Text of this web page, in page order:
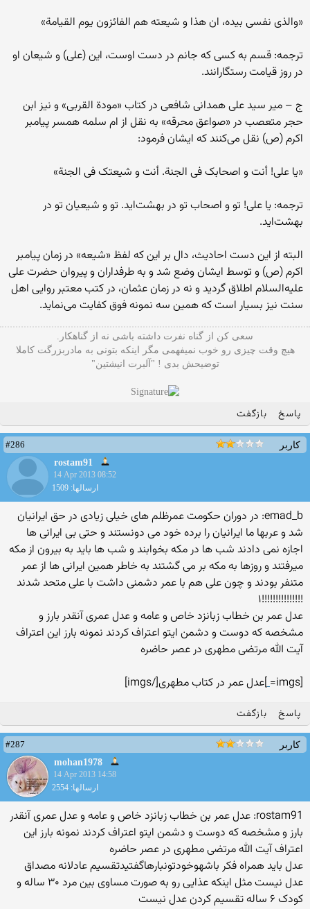
«والذی نفسی بیده، ان هذا و شیعته هم الفائزون یوم القیامة»
ترجمه: قسم به کسی که جانم در دست اوست، این (علی) و شیعان او
در روز قیامت رستگارانند.
ج – میر سید علی همدانی شافعی در کتاب «مودة القربی» و نیز ابن
حجر متعصب در «‌صواعق محرقه» به نقل از ام سلمه همسر پیامبر
اکرم (ص) نقل می‌کنند که ایشان فرمود:
«یا علی! أنت و اصحابک فی الجنة. أنت و شیعتک فی الجنة»
ترجمه: یا علی! تو و اصحاب تو در بهشت‌اید. تو و شیعیان تو در
بهشت‌اید.
البته از این دست احادیث، دال بر این که لفظ «شیعه» در زمان پیامبر
اکرم (ص) و توسط ایشان وضع شد و به طرفداران و پیروان حضرت علی
علیه‌السلام اطلاق گردید و نه در زمان عثمان، در کتب معتبر روایی اهل
سنت نیز بسیار است که همین سه نمونه فوق کفایت می‌نماید.
سعی کن از گناه نفرت داشته باشی نه از گناهکار.
هیچ وقت چیزی رو خوب نمیفهمی مگر اینکه بتونی به مادربزرگت کاملا
توضیحش بدی ! "آلبرت انیشتین"
پاسخ بازگفت
کاربر
#286
rostam91
14 Apr 2013 08:52
ارسالها: 1509
emad_b: در دوران حکومت عمرظلم های خیلی زیادی در حق ایرانیان
شد و عربها ما ایرانیان را برده خود می دونستند و حتی بی ایرانی ها
اجازه نمی دادند شب ها در مکه بخوابند و شب ها باید به بیرون از مکه
میرفتند و روزها به مکه بر می گشتند به خاطر همین ایرانی ها از عمر
متنفر بودند و چون علی هم با عمر دشمنی داشت با علی متحد شدند
!!!!!!!!!!!!!!!۱
عدل عمر بن خطاب زبانزد خاص و عامه و عدل عمری آنقدر بارز و
مشخصه که دوست و دشمن ایتو اعتراف کردند نمونه بارز این اعتراف
آیت الله مرتضی مطهری در عصر حاضره
[imgs=
]عدل عمر در کتاب مطهری[/imgs]
پاسخ بازگفت
کاربر
#287
mohan1978
14 Apr 2013 14:58
ارسالها: 2554
rostam91: عدل عمر بن خطاب زبانزد خاص و عامه و عدل عمری آنقدر
بارز و مشخصه که دوست و دشمن ایتو اعتراف کردند نمونه بارز این
اعتراف آیت الله مرتضی مطهری در عصر حاضره
عدل باید همراه فکر باشهوخودتونبارهاگفتیدتقسیم عادلانه مصداق
عدل نیست مثل اینکه عذایی رو به صورت مساوی بین مرد ۳۰ ساله و
کودک ۶ ساله تقسیم کردن عدل نیست